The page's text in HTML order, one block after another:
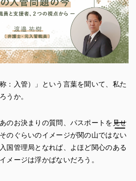
：入管）」という言葉を聞いて、私た
うか。
のお決まりの質問、パスポートを見せ
のぐらいのイメージが関の山ではない
国管理局となれば、よほど関心のある
メージは浮かばないだろう。